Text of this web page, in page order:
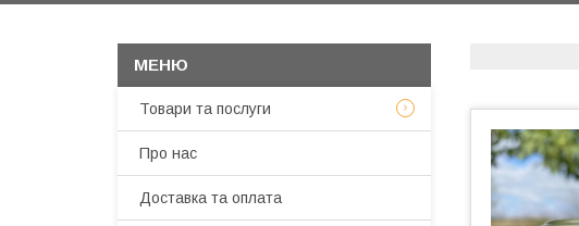
Товари та послуги
Про нас
Доставка та оплата